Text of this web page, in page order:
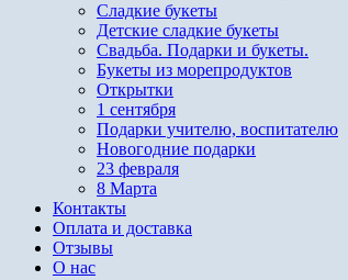
Сладкие букеты
Детские сладкие букеты
Свадьба. Подарки и букеты.
Букеты из морепродуктов
Открытки
1 сентября
Подарки учителю, воспитателю
Новогодние подарки
23 февраля
8 Марта
Контакты
Оплата и доставка
Отзывы
О нас